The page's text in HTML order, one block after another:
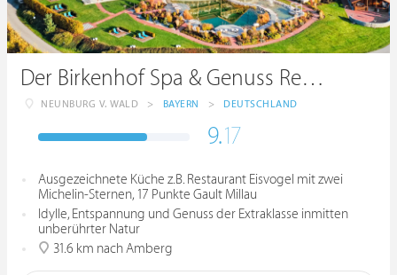
Der Birkenhof Spa & Genuss Resort
NEUNBURG V. WALD > BAYERN > DEUTSCHLAND
9.17
Ausgezeichnete Küche z.B. Restaurant Eisvogel mit zwei
Michelin-Sternen, 17 Punkte Gault Millau
Idylle, Entspannung und Genuss der Extraklasse inmitten
unberührter Natur
31.6 km nach Amberg